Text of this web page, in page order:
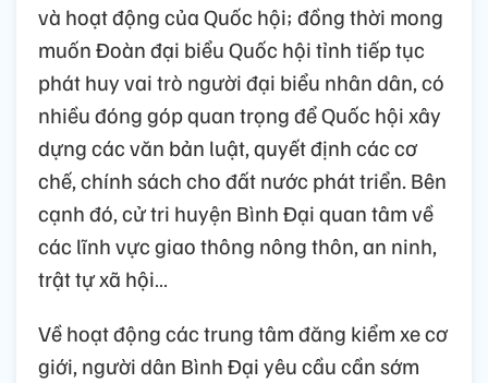
và hoạt động của Quốc hội; đồng thời mong
muốn Đoàn đại biểu Quốc hội tỉnh tiếp tục
phát huy vai trò người đại biểu nhân dân, có
nhiều đóng góp quan trọng để Quốc hội xây
dựng các văn bản luật, quyết định các cơ
chế, chính sách cho đất nước phát triển. Bên
cạnh đó, cử tri huyện Bình Đại quan tâm về
các lĩnh vực giao thông nông thôn, an ninh,
trật tự xã hội…
Về hoạt động các trung tâm đăng kiểm xe cơ
giới, người dân Bình Đại yêu cầu cần sớm